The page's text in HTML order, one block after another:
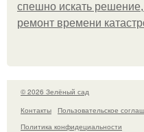
спешно искать решение,
ремонт времени
© 2026 Зелёный сад
Контакты
Пользовательское
Политика конфидециальности